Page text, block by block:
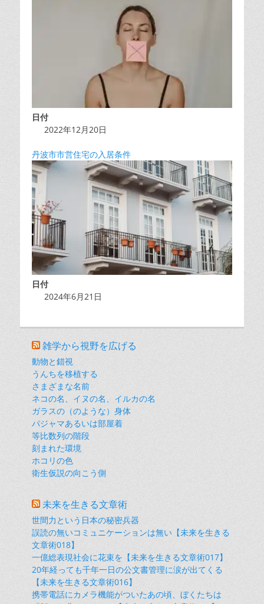
日付
2022年12月20日
丹波市市営住宅の入居条件
日付
2024年6月21日
雑学から視野を広げる
動物と錯視
うんちを移植する
さまざまな名前
ネコの名、イヌの名、イルカの名
ガラスの（のような）身体
パジャマあるいは部屋着
等比数列の階段
刻まれた環境
ホコリの色
衛生仮説の向こう側
未来を生きる文章術
世間力という日本の秘密兵器
誤読の無いコミュニケーションは無い【未来を生きる
文章術018】
一億総表現社会に花束を【未来を生きる文章術017】
20年経っても千年一日の公文書管理に涙が出てくる
【未来を生きる文章術016】
携帯電話にカメラ機能がついたあの頃、ぼくたちは